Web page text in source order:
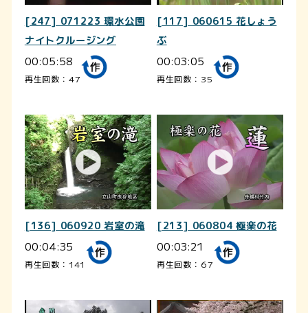
[247] 071223 環水公園
ナイトクルージング
00:05:58
再生回数：47
[117] 060615 花しょう
ぶ
00:03:05
再生回数：35
[136] 060920 岩室の滝
00:04:35
再生回数：141
[213] 060804 極楽の花
00:03:21
再生回数：67